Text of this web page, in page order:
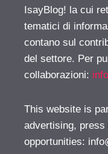
IsayBlog! la cui
tematici di
contano sul
del settore. Per
collaborazioni:
This website is
advertising, press
opportunities: